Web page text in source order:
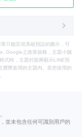
只能呈現系統預設的圖示，可
Google之政策規格，主題小舖
式時，主題封面將顯示LINE預
實際套用的主題內。若您使用的
並未包含任何可識別用戶的